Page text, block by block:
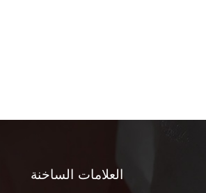
العلامات الساخنة